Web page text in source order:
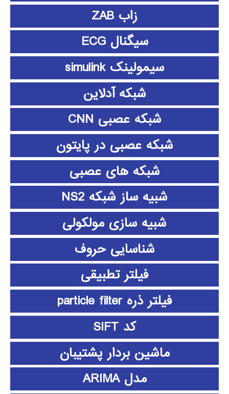
زاب ZAB
سیگنال ECG
سیمولینک simulink
شبکه آدلاین
شبکه عصبی CNN
شبکه عصبی در پایتون
شبکه های عصبی
شبیه ساز شبکه NS2
شبیه سازی مولکولی
شناسایی حروف
فیلتر تطبیقی
فیلتر ذره particle filter
کد SIFT
ماشین بردار پشتیبان
مدل ARIMA